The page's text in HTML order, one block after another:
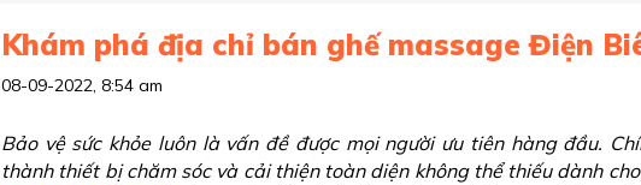
Khám phá địa chỉ bán ghế massage Điện
08-09-2022, 8:54 am
Bảo vệ sức khỏe luôn là vấn đề được mọi người ưu tiên hàng đầu.
thành thiết bị chăm sóc và cải thiện toàn diện không thể thiếu dành